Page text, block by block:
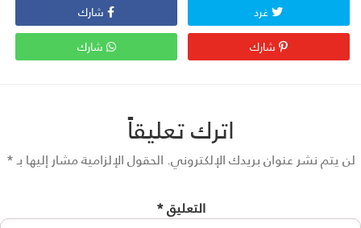
غرد
شارك
شارك
شارك
اترك تعليقاً
يتم نشر عنوان بريدك الإلكتروني. الحقول الإلزامية مشار إليها بـ*
التعليق*